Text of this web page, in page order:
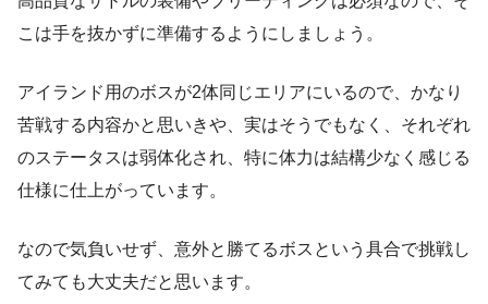
こは手を抜かずに準備するようにしましょう。
アイランド用のボスが2体同じエリアにいるので、かなり
苦戦する内容かと思いきや、実はそうでもなく、それぞれ
のステータスは弱体化され、特に体力は結構少なく感じる
仕様に仕上がっています。
なので気負いせず、意外と勝てるボスという具合で挑戦し
てみても大丈夫だと思います。